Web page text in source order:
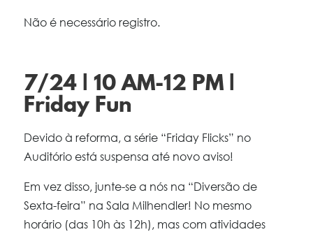
Não é necessário registro.
7/24 | 10 AM-12 PM |
Friday Fun
Devido à reforma, a série “Friday Flicks” no
Auditório está suspensa até novo aviso!
Em vez disso, junte-se a nós na “Diversão de
Sexta-feira” na Sala Milhendler! No mesmo
horário (das 10h às 12h), mas com atividades